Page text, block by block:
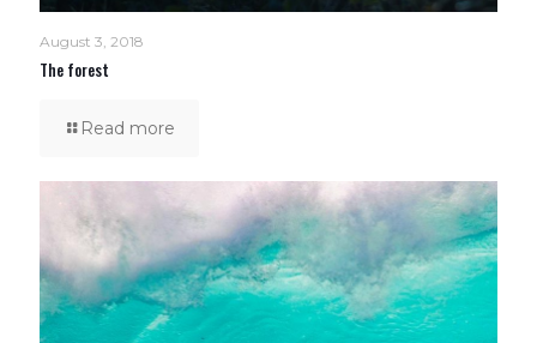
August 3, 2018
The forest
Read more